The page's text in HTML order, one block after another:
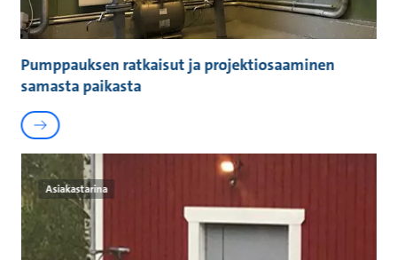
Pumppauksen ratkaisut ja projektiosaaminen
samasta paikasta
Asiakastarina